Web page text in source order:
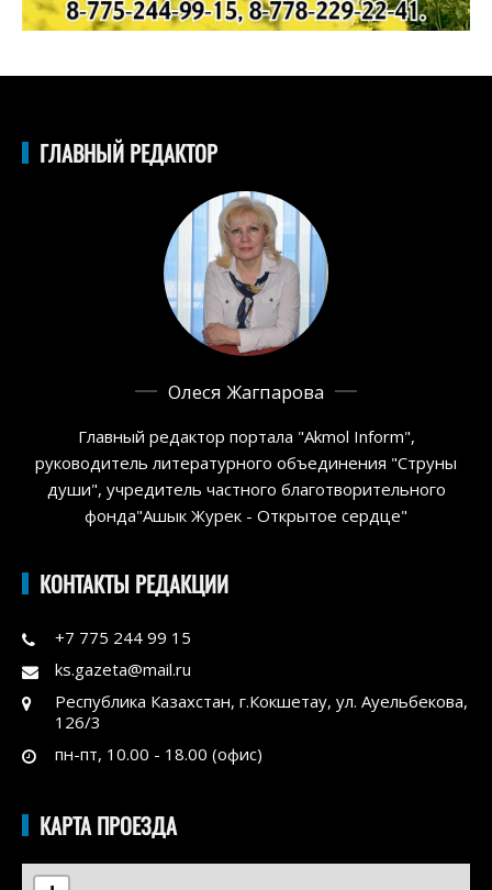
ГЛАВНЫЙ РЕДАКТОР
Олеся Жагпарова
Главный редактор портала "Akmol Inform",
руководитель литературного объединения "Струны
души", учредитель частного благотворительного
фонда"Ашык Журек - Открытое сердце"
КОНТАКТЫ РЕДАКЦИИ
+7 775 244 99 15
ks.gazeta@mail.ru
Республика Казахстан, г.Кокшетау, ул. Ауельбекова,
126/3
пн-пт, 10.00 - 18.00 (офис)
КАРТА ПРОЕЗДА